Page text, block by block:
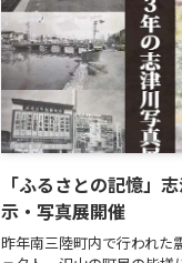
「ふるさとの記憶」
示・写真展開催
昨年南三陸町内で行われた